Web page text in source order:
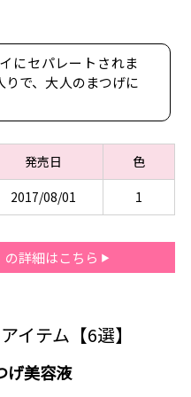
にセパレートされま
りで、大人のまつげに
発売日
色
2017/08/01 1
詳細はこちら
イテム【6選】
げ美容液